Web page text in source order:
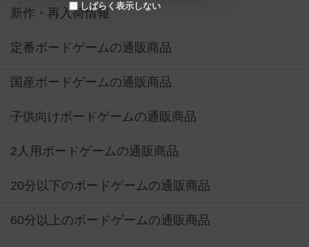
しばらく表示しない
新作・再入荷情報
定番ボードゲームの通販商品
国産ボードゲームの通販商品
子供向けボードゲームの通販商品
2人用ボードゲームの通販商品
20分以下のボードゲームの通販商品
60分以上のボードゲームの通販商品